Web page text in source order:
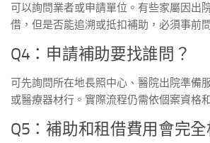
可以詢問業者或申請單位。有些家屬因出
借，但是否能追溯或抵扣補助，必須事前
Q4：申請補助要找誰問？
可先詢問所在地長照中心、醫院出院準備
或醫療器材行。實際流程仍需依個案資格
Q5：補助和租借費用會完全